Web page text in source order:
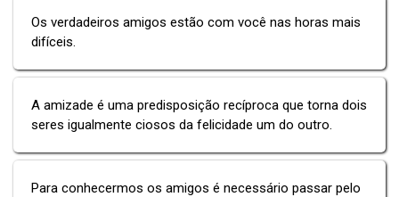
Os verdadeiros amigos estão com você nas horas mais
difíceis.
A amizade é uma predisposição recíproca que torna dois
seres igualmente ciosos da felicidade um do outro.
Para conhecermos os amigos é necessário passar pelo